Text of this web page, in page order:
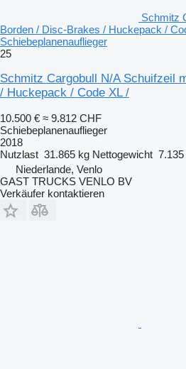
Schmitz
Borden / Disc-Brakes / Huckepack /
Schiebeplanenauflieger
25
Schmitz Cargobull N/A Schuifzeil
/ Huckepack / Code XL /
10.500 € ≈ 9.812 CHF
Schiebeplanenauflieger
2018
Nutzlast 31.865 kg Nettogewicht
Niederlande, Venlo
GAST TRUCKS VENLO BV
Verkäufer kontaktieren